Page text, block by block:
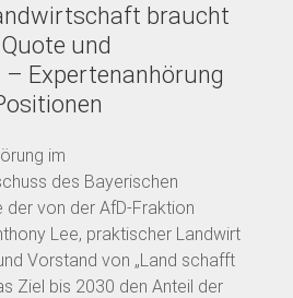
braucht
und
Expertenanhörung
im
des Bayerischen
von der AfD-Fraktion
Lee, praktischer Landwirt
Vorstand von „Land schafft
Ziel bis 2030 den Anteil der